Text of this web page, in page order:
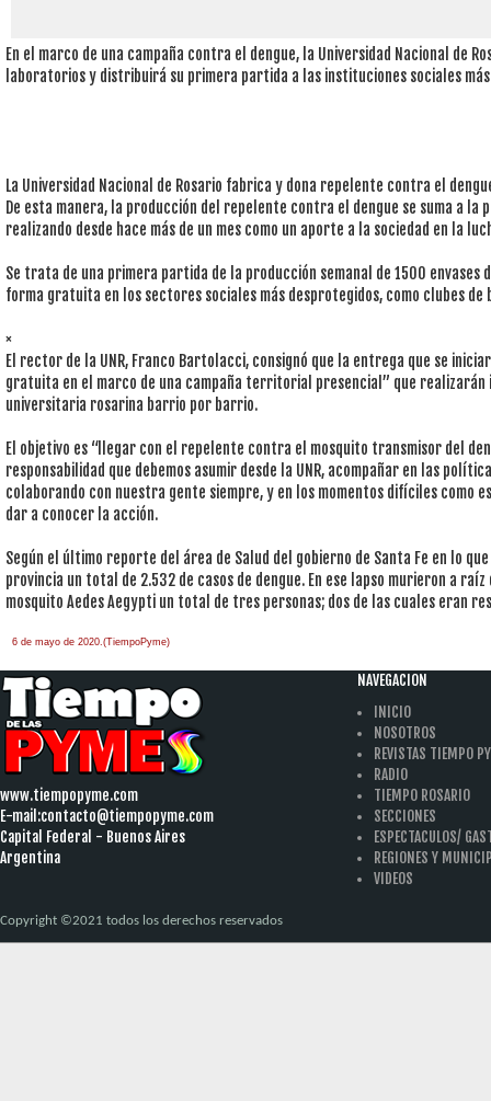
En el marco de una campaña contra el dengue, la Universidad Nacional de
laboratorios y distribuirá su primera partida a las instituciones sociales
La Universidad Nacional de Rosario fabrica y dona repelente contra el
De esta manera, la producción del repelente contra el dengue se suma a la
realizando desde hace más de un mes como un aporte a la sociedad en la
Se trata de una primera partida de la producción semanal de 1500 envases
forma gratuita en los sectores sociales más desprotegidos, como clubes de
×
El rector de la UNR, Franco Bartolacci, consignó que la entrega que se
gratuita en el marco de una campaña territorial presencial” que realizarán
universitaria rosarina barrio por barrio.
El objetivo es “llegar con el repelente contra el mosquito transmisor del
responsabilidad que debemos asumir desde la UNR, acompañar en las
colaborando con nuestra gente siempre, y en los momentos difíciles como
dar a conocer la acción.
Según el último reporte del área de Salud del gobierno de Santa Fe en lo
provincia un total de 2.532 de casos de dengue. En ese lapso murieron a
mosquito Aedes Aegypti un total de tres personas; dos de las cuales eran
6 de mayo de 2020.(TiempoPyme)
www.tiempopyme.com
E-mail:contacto@tiempopyme.com
Capital Federal - Buenos Aires
Argentina
NAVEGACION
INICIO
NOSOTROS
REVISTAS TIEMPO
RADIO
TIEMPO ROSARIO
SECCIONES
ESPECTACULOS/
REGIONES Y
VIDEOS
Copyright ©2021 todos los derechos reservados